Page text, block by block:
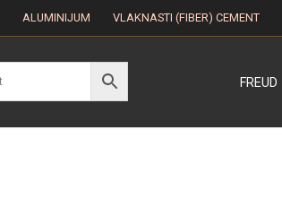
ALUMINIJUM VLAKNASTI (FIBER) CEMENT
FREUD